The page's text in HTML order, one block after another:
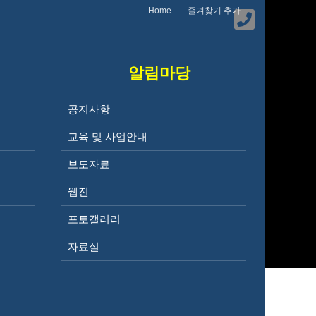
Home 즐겨찾기 추가
알림마당
공지사항
교육 및 사업안내
보도자료
웹진
포토갤러리
자료실